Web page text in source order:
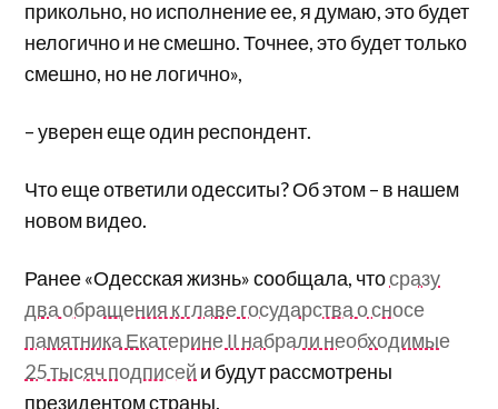
прикольно, но исполнение ее, я думаю, это будет
нелогично и не смешно. Точнее, это будет только
смешно, но не логично»,
– уверен еще один респондент.
Что еще ответили одесситы? Об этом – в нашем
новом видео.
Ранее «Одесская жизнь» сообщала, чтосразу
два обращения к главе государства о сносе
памятника Екатерине ІІ набрали необходимые
25 тысяч подписей и будут рассмотрены
президентом страны.